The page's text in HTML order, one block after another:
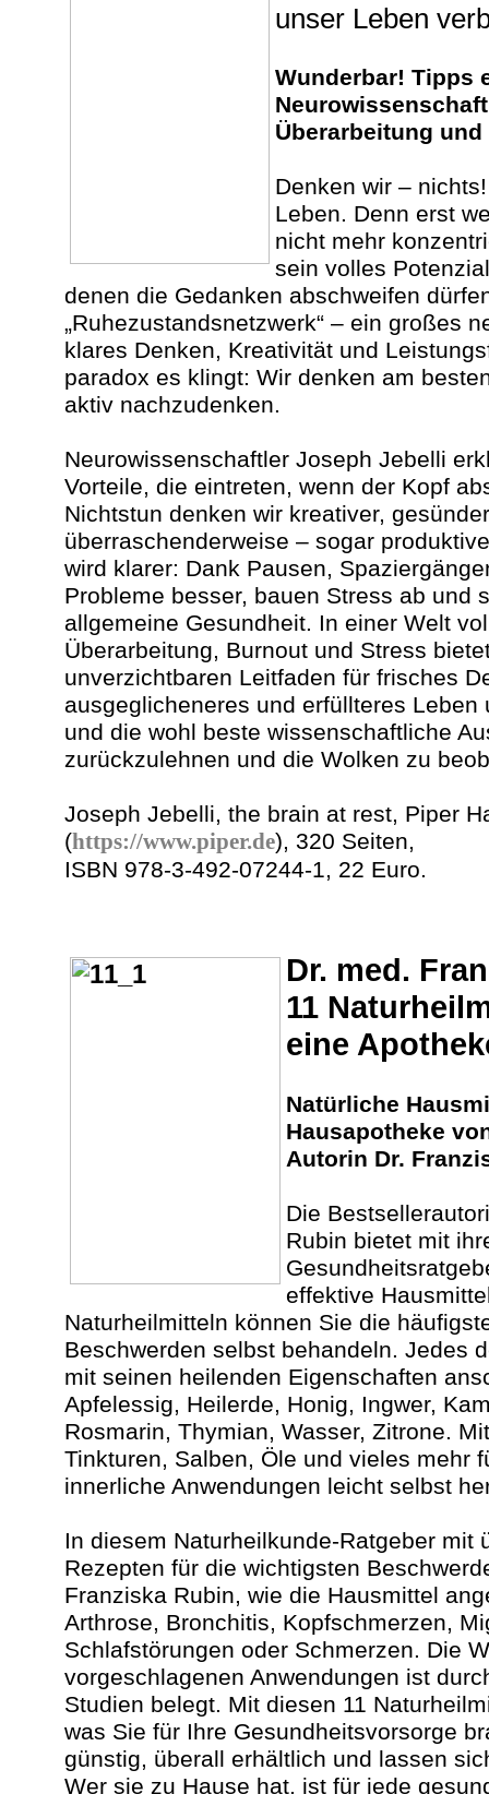
unser Leben
Wunderbar! Tipps
Überarbeitung
Denken wir –
Leben. Denn erst
nicht mehr
sein volles
denen die Gedanken abschweifen
„Ruhezustandsnetzwerk“ – ein großes
klares Denken, Kreativität und
paradox es klingt: Wir denken am
aktiv nachzudenken.
Neurowissenschaftler Joseph Jebelli
Vorteile, die eintreten, wenn der Kopf
Nichtstun denken wir kreativer,
überraschenderweise – sogar
wird klarer: Dank Pausen,
Probleme besser, bauen Stress ab und
allgemeine Gesundheit. In einer Welt
Überarbeitung, Burnout und Stress
unverzichtbaren Leitfaden für frisches
ausgeglicheneres und erfüllteres Leben
und die wohl beste wissenschaftliche
zurückzulehnen und die Wolken zu
Joseph Jebelli, the brain at rest, Piper
(https://www.piper.de), 320 Seiten,
ISBN 978-3-492-07244-1, 22 Euro.
Dr. med.
11
eine
Natürliche
Hausapotheke
Autorin Dr.
Die
Rubin bietet mit
effektive
Naturheilmitteln können Sie die
Beschwerden selbst behandeln. Jedes
mit seinen heilenden Eigenschaften
Apfelessig, Heilerde, Honig, Ingwer,
Rosmarin, Thymian, Wasser, Zitrone.
Tinkturen, Salben, Öle und vieles mehr
innerliche Anwendungen leicht selbst
In diesem Naturheilkunde-Ratgeber mit
Rezepten für die wichtigsten
Franziska Rubin, wie die Hausmittel
Arthrose, Bronchitis, Kopfschmerzen,
Schlafstörungen oder Schmerzen. Die
vorgeschlagenen Anwendungen ist
Studien belegt. Mit diesen 11
was Sie für Ihre Gesundheitsvorsorge
günstig, überall erhältlich und lassen
Wer sie zu Hause hat, ist für jede